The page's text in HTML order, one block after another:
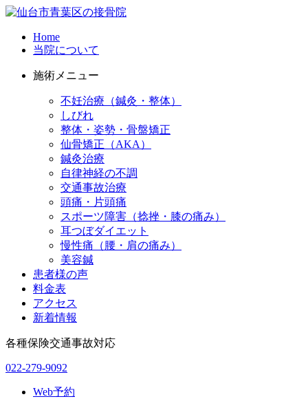
Home
当院について
施術メニュー
不妊治療（鍼灸・整体）
しびれ
整体・姿勢・骨盤矯正
仙骨矯正（AKA）
鍼灸治療
自律神経の不調
交通事故治療
頭痛・片頭痛
スポーツ障害（捻挫・膝の痛み）
耳つぼダイエット
慢性痛（腰・肩の痛み）
美容鍼
患者様の声
料金表
アクセス
新着情報
各種保険交通事故対応
022-279-9092
Web予約